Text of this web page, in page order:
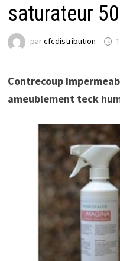
saturateur
parcfcdistribution
Contrecoup
ameublement teck